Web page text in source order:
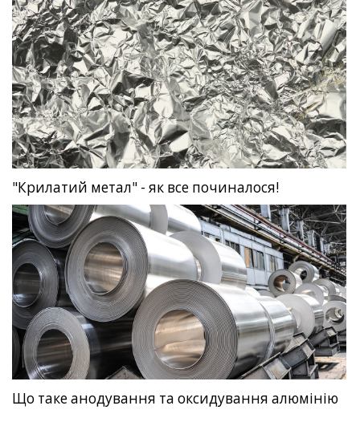
"Крилатий метал" - як все починалося!
Що таке анодування та оксидування алюмінію